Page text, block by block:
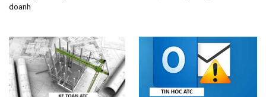
doanh